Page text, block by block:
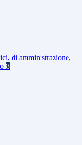
di amministrazione,
8